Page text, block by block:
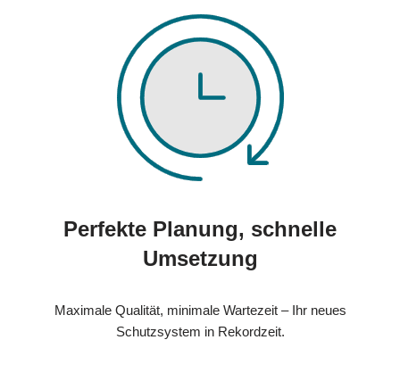
Perfekte Planung, schnelle
Umsetzung
Maximale Qualität, minimale Wartezeit – Ihr neues
Schutzsystem in Rekordzeit.